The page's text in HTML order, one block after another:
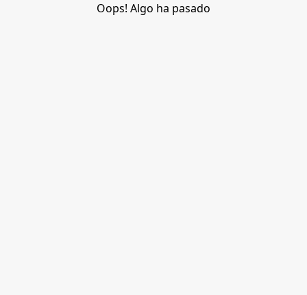
Oops! Algo ha pasado